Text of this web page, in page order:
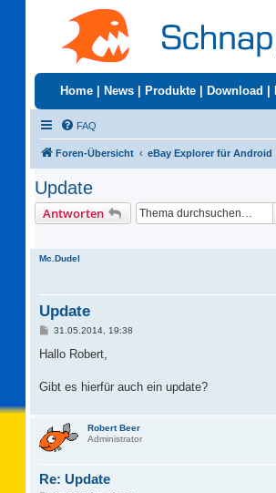
Home News Produkte Download
FAQ
Foren-Übersicht eBay Explorer für Android
Update
Antworten
Mc.Dudel
Update
B
i
a
31.05.2014, 19:38
Hallo Robert,
Gibt es hierfür auch ein update?
Robert Beer
Administrator
Re: Update